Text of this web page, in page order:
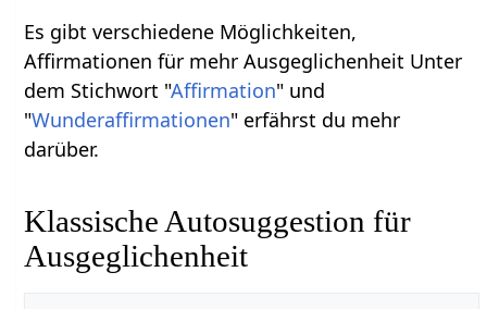
Es gibt verschiedene Möglichkeiten,
Affirmationen für mehr Ausgeglichenheit Unter
dem Stichwort "Affirmation" und
"Wunderaffirmationen" erfährst du mehr
darüber.
Klassische Autosuggestion für
Ausgeglichenheit